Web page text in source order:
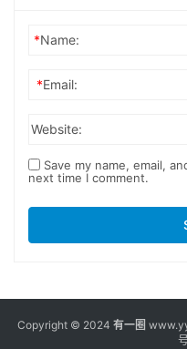
*Name:
*Email:
Website:
Save my name, email,
next time I comment.
Copyright © 2024 有一圈